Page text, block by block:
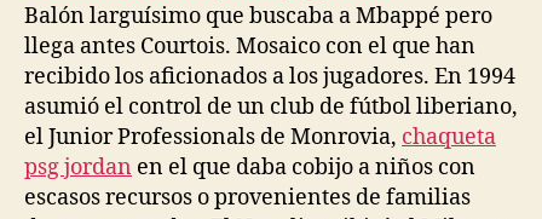
Balón larguísimo que buscaba a Mbappé pero
llega antes Courtois. Mosaico con el que han
recibido los aficionados a los jugadores. En 1994
asumió el control de un club de fútbol liberiano,
el Junior Professionals de Monrovia, chaqueta
psg jordan en el que daba cobijo a niños con
escasos recursos o provenientes de familias